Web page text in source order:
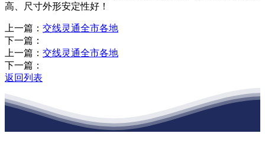
高、尺寸外形安定性好！
上一篇： 交线灵通全市各地
下一篇：
上一篇： 交线灵通全市各地
下一篇：
返回列表